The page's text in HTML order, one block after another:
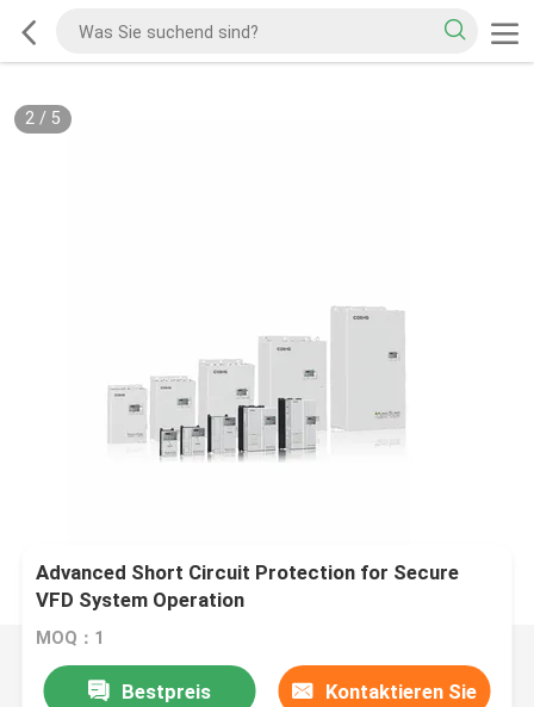
2/ 5
Advanced Short Circuit Protection for Secure
VFD System Operation
MOQ：1
Bestpreis Kontaktieren Sie